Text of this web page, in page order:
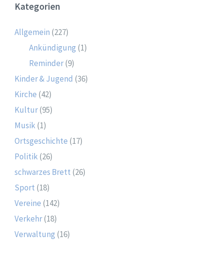
Kategorien
Allgemein (227)
Ankündigung (1)
Reminder(9)
Kinder & Jugend (36)
Kirche (42)
Kultur(95)
Musik(1)
Ortsgeschichte (17)
Politik(26)
schwarzes Brett (26)
Sport (18)
Vereine (142)
Verkehr(18)
Verwaltung (16)